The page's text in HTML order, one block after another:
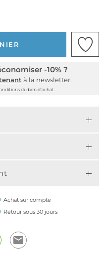
-10% ?
à la newsletter.
du bon d'achat.
Achat sur compte
Retour sous 30 jours